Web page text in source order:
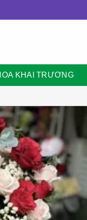
KHAI TRƯƠNG